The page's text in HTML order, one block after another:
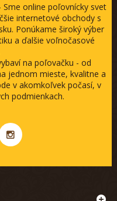
online poľovnícky svet
internetové obchody s
Ponúkame široký výber
a ďalšie voľnočasové
na poľovačku - od
jednom mieste, kvalitne a
v akomkoľvek počasí, v
podmienkach.